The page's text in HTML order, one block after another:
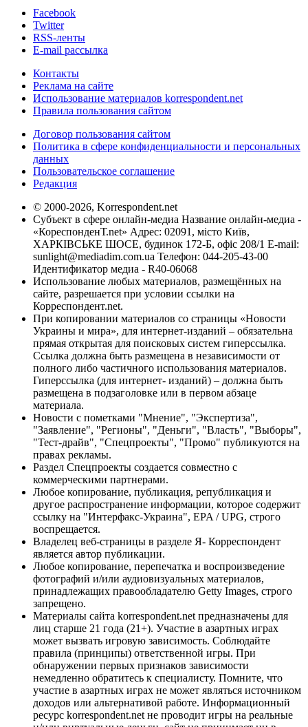
Facebook
Twitter
RSS-ленты
E-mail рассылка
Контакты
Реклама на сайте
Использование материалов korrespondent.net
Правила пользования сайтом
Договор пользования сайтом
Политика в сфере конфиденциальности и персональных
данных
Пользовательское соглашение
Редакция
© 2000-2026, Korrespondent.net
Субъект в сфере онлайн-медиа Название онлайн-медиа -
«КореспонденТ.net» Адрес: 02091, місто Київ,
ХАРКІВСЬКЕ ШОСЕ, будинок 172-Б, офіс 208/1 E-mail:
sunlight@mediadim.com.ua Телефон: 044-205-43-00
Идентификатор медиа - R40-06068
Использование любых материалов, размещённых на
сайте, разрешается при условии ссылки на
Корреспондент.net.
При копировании материалов со страницы «Новости
Украины и мира», для интернет-изданий – обязательна
прямая открытая для поисковых систем гиперссылка.
Ссылка должна быть размещена в независимости от
полного либо частичного использования материалов.
Гиперссылка (для интернет- изданий) – должна быть
размещена в подзаголовке или в первом абзаце
материала.
Новости с пометками "Мнение", "Экспертиза",
"Заявление", "Регионы", "Деньги", "Власть", "Выборы",
"Тест-драйв", "Спецпроекты", "Промо" публикуются на
правах рекламы.
Раздел Спецпроекты создается совместно с
коммерческими партнерами.
Любое копирование, публикация, републикация и
другое распространение информации, которое содержит
ссылку на "Интерфакс-Украина", EPA / UPG, строго
воспрещается.
Владелец веб-страницы в разделе Я- Корреспондент
является автор публикации.
Любое копирование, перепечатка и воспроизведение
фотографий и/или аудиовизуальных материалов,
принадлежащих правообладателю Getty Images, строго
запрещено.
Материалы сайта korrespondent.net предназначены для
лиц старше 21 года (21+). Участие в азартных играх
может вызвать игровую зависимость. Соблюдайте
правила (принципы) ответственной игры. При
обнаружении первых признаков зависимости
немедленно обратитесь к специалисту. Помните, что
участие в азартных играх не может являться источником
доходов или альтернативой работе. Информационный
ресурс korrespondent.net не проводит игры на реальные